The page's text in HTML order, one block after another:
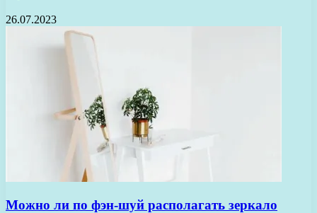
26.07.2023
Можно ли по фэн-шуй располагать зеркало